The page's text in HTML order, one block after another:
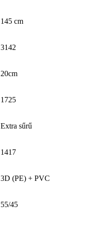
145 cm
3142
20cm
1725
Extra sűrű
1417
3D (PE) + PVC
55/45